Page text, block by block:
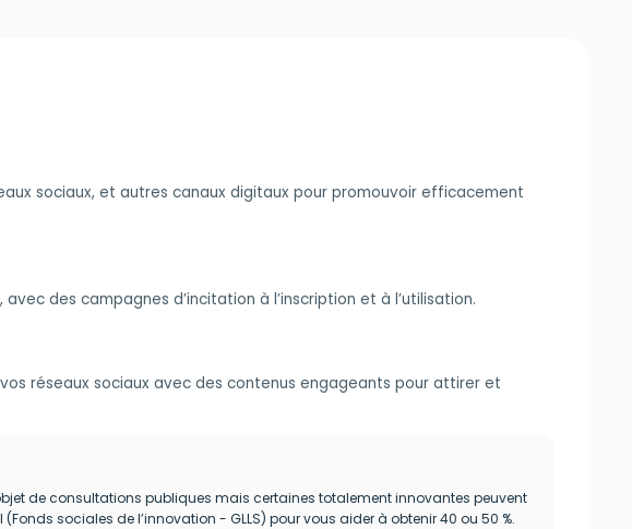
sociaux, et autres canaux digitaux pour promouvoir efficacement
des campagnes d’incitation à l’inscription et à l’utilisation.
réseaux sociaux avec des contenus engageants pour attirer et
de consultations publiques mais certaines totalement innovantes peuvent
sociales de l’innovation - GLLS) pour vous aider à obtenir 40 ou 50 %.